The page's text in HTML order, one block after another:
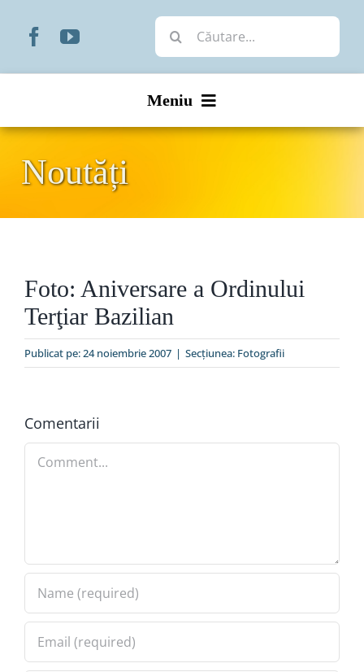
Cautare...
Meniu
Organizare
Liturgic
Noutăți
Foto: Aniversare a Ordinului
Terţiar Bazilian
Publicat pe: 24 noiembrie 2007 | Secțiunea: Fotografii
Comentarii
Comment